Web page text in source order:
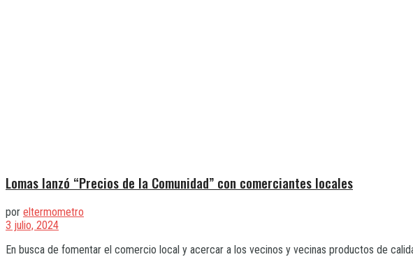
Lomas lanzó “Precios de la Comunidad” con comerciantes locales
por eltermometro
3 julio, 2024
En busca de fomentar el comercio local y acercar a los vecinos y vecinas productos de